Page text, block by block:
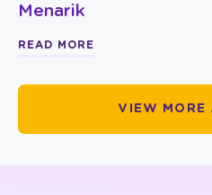
Menarik
READ MORE
VIEW MORE